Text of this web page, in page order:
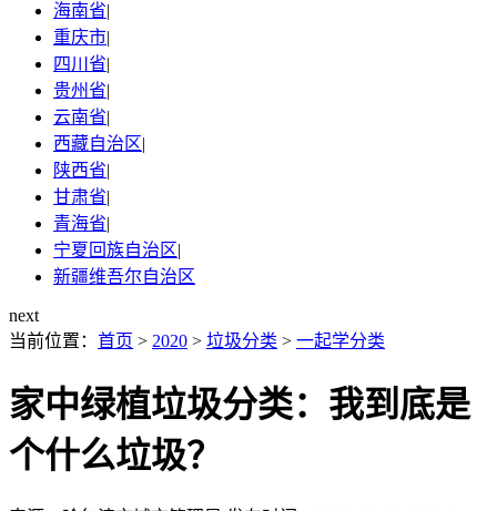
海南省|
重庆市|
四川省|
贵州省|
云南省|
西藏自治区|
陕西省|
甘肃省|
青海省|
宁夏回族自治区|
新疆维吾尔自治区
next
当前位置： 首页 > 2020 > 垃圾分类 > 一起学分类
家中绿植垃圾分类：我到底是
个什么垃圾？